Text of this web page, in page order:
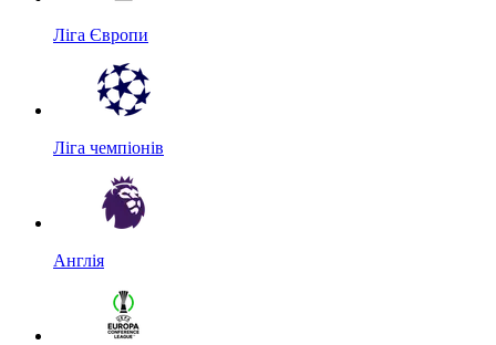
Ліга Європи
Ліга чемпіонів
Англія